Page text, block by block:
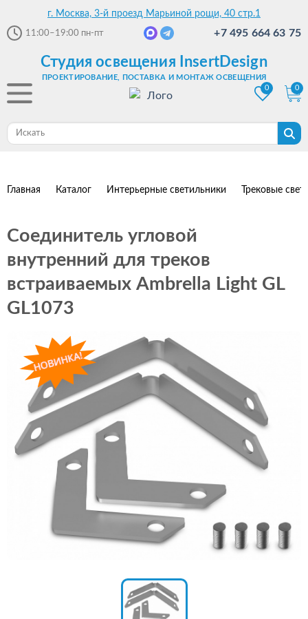
г. Москва, 3-й проезд Марьиной рощи, 40 стр.1
11:00–19:00 пн-пт +7 495 664 63 75
Студия освещения InsertDesign
ПРОЕКТИРОВАНИЕ, ПОСТАВКА И МОНТАЖ ОСВЕЩЕНИЯ
0
0
Главная Каталог Интерьерные светильники Трековые
Соединитель угловой
внутренний для треков
встраиваемых Ambrella Light GL
GL1073